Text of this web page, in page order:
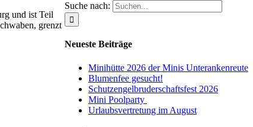
Suche nach:
Neueste Beiträge
Minihütte 2026 der Minis Unterankenreute
Blumenfee gesucht!
Schutzengelbruderschaftsfest 2026
Mini Poolparty
Urlaubsvertretung im August
und ist Teil
grenzt